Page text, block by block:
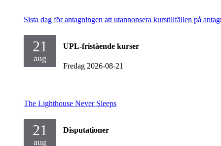
Sista dag för antagningen att utannonsera kurstillfällen på
21
aug
UPL-fristående kurser
Fredag 2026-08-21
The Lighthouse Never Sleeps
21
aug
Disputationer